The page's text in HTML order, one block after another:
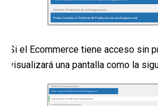
Si el Ecommerce tiene acceso sin
visualizará una pantalla como la